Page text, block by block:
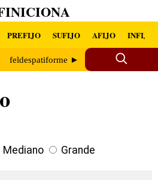
PREFIJO SUFIJO AFIJO INFIJO
feldespatiforme ►
Mediano Grande